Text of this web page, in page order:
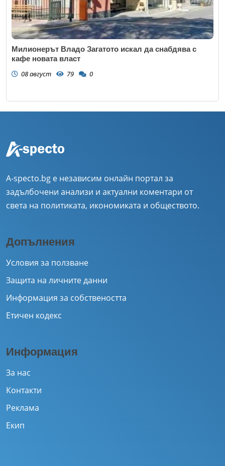
Милионерът Владо Загатото искал да снабдява с
кафе новата власт
08 август 79 0
A-specto.bg е независим онлайн портал за
задълбочени анализи и актуални коментари от
света на политиката, икономиката и обществото.
Допълнения
Условия за ползване
Защита на личните данни
Информация за собствеността
Етичен кодекс
Информация
За нас
Контакти
Реклама
Екип